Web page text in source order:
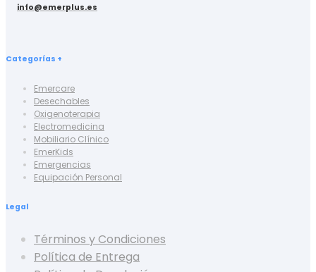
info@emerplus.es
Categorías +
Emercare
Desechables
Oxigenoterapia
Electromedicina
Mobiliario Clínico
EmerKids
Emergencias
Equipación Personal
Legal
Términos y Condiciones
Política de Entrega